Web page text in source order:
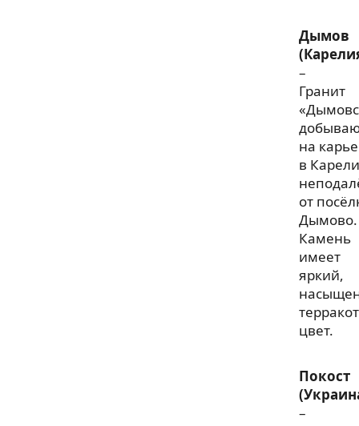
Дымов
–
Гранит
на
в
от
Дымово.
Камень
имеет
яркий,
цвет.
Покост
–